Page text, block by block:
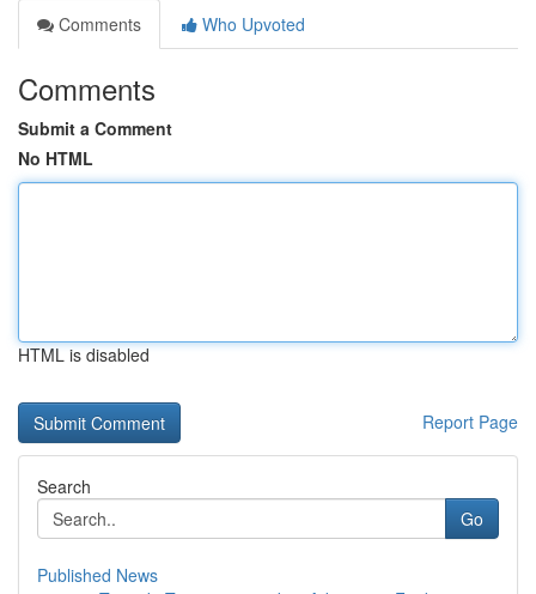
Comments
Who Upvoted
Comments
Submit a Comment
No HTML
HTML is disabled
Report Page
Search
Go
Published News